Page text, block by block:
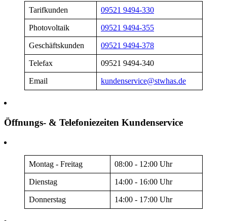
Tarifkunden 09521 9494-330
Photovoltaik 09521 9494-355
Geschäftskunden 09521 9494-378
Telefax 09521 9494-340
Email kundenservice@stwhas.de
Öffnungs- & Telefoniezeiten Kundenservice
Montag - Freitag 08:00 - 12:00 Uhr
Dienstag 14:00 - 16:00 Uhr
Donnerstag 14:00 - 17:00 Uhr